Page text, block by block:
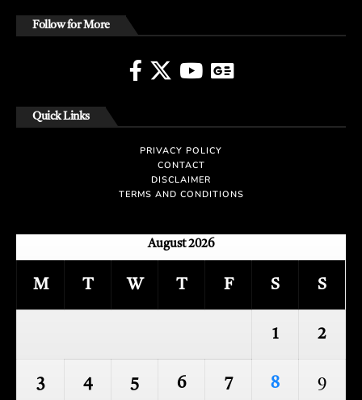
Follow for More
Quick Links
PRIVACY POLICY
CONTACT
DISCLAIMER
TERMS AND CONDITIONS
August 2026
M T W T F S S
1 2
3 4 5 6 7 8 9